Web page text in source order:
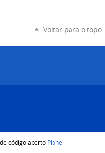
Voltar para o topo
código aberto Plone